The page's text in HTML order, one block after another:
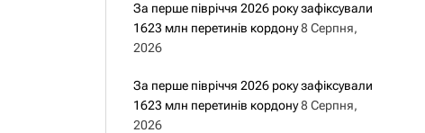
За перше півріччя 2026 року зафіксували
1623 млн перетинів кордону 8 Серпня,
2026
За перше півріччя 2026 року зафіксували
1623 млн перетинів кордону 8 Серпня,
2026